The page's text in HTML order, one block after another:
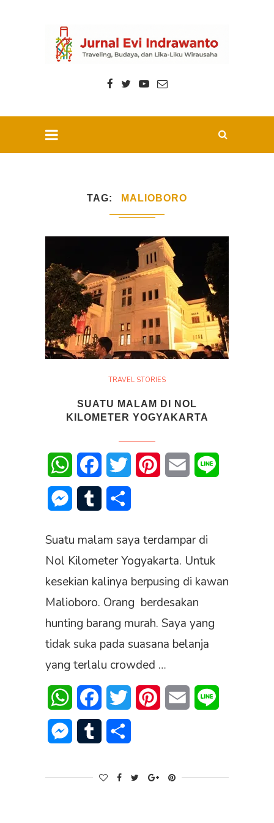
TAG MALIOBORO
TRAVEL STORIES
SUATU MALAM DI NOL
KILOMETER YOGYAKARTA
WhatsAppFacebookTwitter PinterestEmail
Messenger
Tumblr
Suatu malam saya terdampar di
Nol Kilometer Yogyakarta. Untuk
kesekian kalinya berpusing di kawan
Malioboro. Orang berdesakan
hunting barang murah. Saya yang
tidak suka pada suasana belanja
yang terlalu crowded …
WhatsAppFacebookTwitter PinterestEmail
Messenger
Tumblr